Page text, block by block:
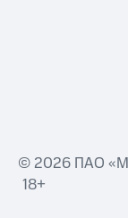
© 2026 ПАО
18+